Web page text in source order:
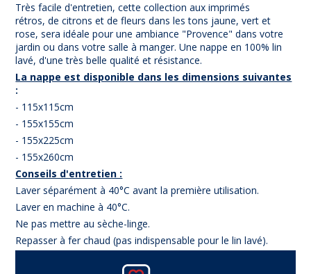
Très facile d'entretien, cette collection aux imprimés
rétros, de citrons et de fleurs dans les tons jaune, vert et
rose, sera idéale pour une ambiance "Provence" dans votre
jardin ou dans votre salle à manger. Une nappe en 100% lin
lavé, d'une très belle qualité et résistance.
La nappe est disponible dans les dimensions suivantes
:
- 115x115cm
- 155x155cm
- 155x225cm
- 155x260cm
Conseils d'entretien :
Laver séparément à 40°C avant la première utilisation.
Laver en machine à 40°C.
Ne pas mettre au sèche-linge.
Repasser à fer chaud (pas indispensable pour le lin lavé).